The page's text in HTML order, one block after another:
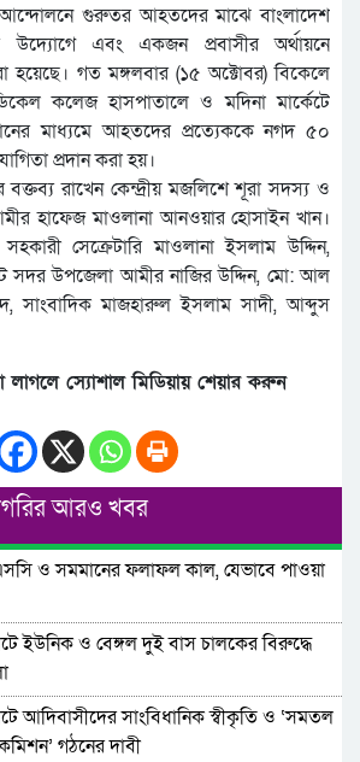
আন্দোলনে গুরুতর আহতদের মাঝে বাংলাদেশ
উদ্যোগে এবং একজন প্রবাসীর অর্থায়নে
হয়েছে। গত মঙ্গলবার (১৫ অক্টোবর) বিকেলে
কলেজ হাসপাতালে ও মদিনা মার্কেটে
মাধ্যমে আহতদের প্রত্যেককে নগদ ৫০
প্রদান করা হয়।
রাখেন কেন্দ্রীয় মজলিশে শূরা সদস্য ও
হাফেজ মাওলানা আনওয়ার হোসাইন খান।
সেক্রেটারি মাওলানা ইসলাম উদ্দিন,
সদর উপজেলা আমীর নাজির উদ্দিন, মো: আল
সাংবাদিক মাজহারুল ইসলাম সাদী, আব্দুস
লাগলে স্যোশাল মিডিয়ায় শেয়ার করুন
আরও খবর
ও সমমানের ফলাফল কাল, যেভাবে পাওয়া
ইউনিক ও বেঙ্গল দুই বাস চালকের বিরুদ্ধে
আদিবাসীদের সাংবিধানিক স্বীকৃতি ও ‘সমতল
গঠনের দাবী